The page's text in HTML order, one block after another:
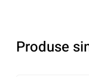
Produse